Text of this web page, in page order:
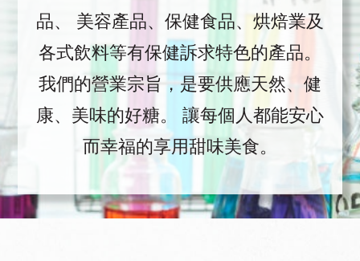
品、
美容產品、保健食品、烘焙業及
各式飲料等有保健訴求特色的產品。
我們的營業宗旨，是要供應天然、健
康、美味的好糖。
讓每個人都能安心
而幸福的享用甜味美食。